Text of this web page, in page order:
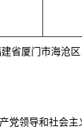
省厦门市海沧
党领导和社会主